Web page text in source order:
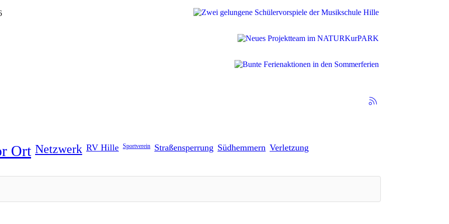
Ort Netzwerk RV Hille Sportverein Straßensperrung Südhemmern Verletzung